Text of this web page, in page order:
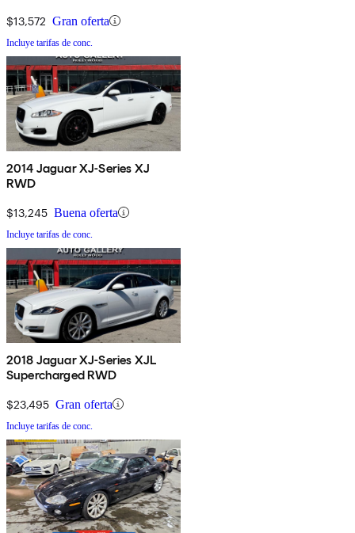
$13,572 Gran oferta
Incluye tarifas de conc.
2014 Jaguar XJ-Series XJ
RWD
$13,245 Buena oferta
Incluye tarifas de conc.
2018 Jaguar XJ-Series XJL
Supercharged RWD
$23,495 Gran oferta
Incluye tarifas de conc.